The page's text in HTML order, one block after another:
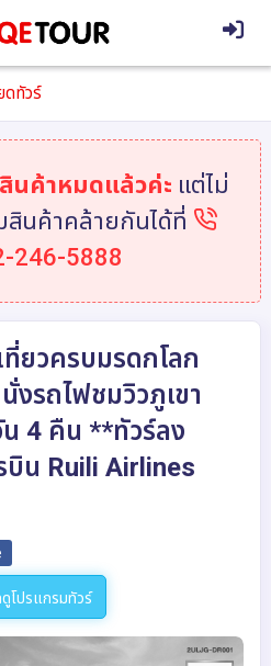
ดทัวร์
สินค้าหมดแล้วค่ะ แต่ไม่
สินค้าคล้ายกันได้ที่
246-5888
ยวครบมรดกโลก
งรถไฟชมวิวภูเขา
4 คืน **ทัวร์ลง
บิน Ruili Airlines
ดูโปรแกรมทัวร์